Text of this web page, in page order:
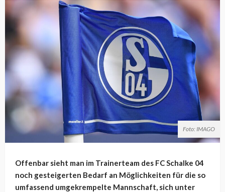
Foto: IMAGO
Offenbar sieht man im Trainerteam des FC Schalke 04
noch gesteigerten Bedarf an Möglichkeiten für die so
umfassend umgekrempelte Mannschaft, sich unter